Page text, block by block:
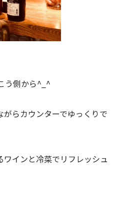
う側から^_^
らカウンターでゆっくりで
インと冷菜でリフレッシュ